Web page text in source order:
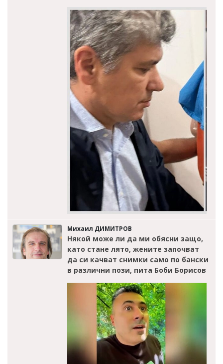
Михаил ДИМИТРОВ
Някой може ли да ми обясни защо,
като стане лято, жените започват
да си качват снимки само по бански
в различни пози, пита Боби Борисов